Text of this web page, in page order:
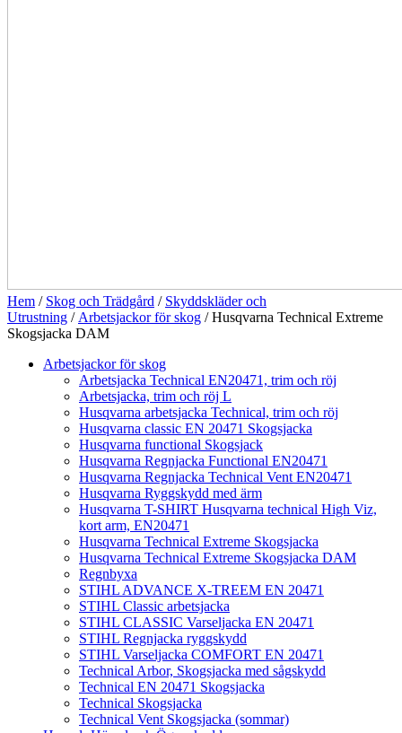
Hem / Skog och Trädgård / Skyddskläder och
Utrustning / Arbetsjackor för skog / Husqvarna Technical Extreme
Skogsjacka DAM
Arbetsjackor för skog
Arbetsjacka Technical EN20471, trim och röj
Arbetsjacka, trim och röj L
Husqvarna arbetsjacka Technical, trim och röj
Husqvarna classic EN 20471 Skogsjacka
Husqvarna functional Skogsjack
Husqvarna Regnjacka Functional EN20471
Husqvarna Regnjacka Technical Vent EN20471
Husqvarna Ryggskydd med ärm
Husqvarna T-SHIRT Husqvarna technical High Viz,
kort arm, EN20471
Husqvarna Technical Extreme Skogsjacka
Husqvarna Technical Extreme Skogsjacka DAM
Regnbyxa
STIHL ADVANCE X-TREEM EN 20471
STIHL Classic arbetsjacka
STIHL CLASSIC Varseljacka EN 20471
STIHL Regnjacka ryggskydd
STIHL Varseljacka COMFORT EN 20471
Technical Arbor, Skogsjacka med sågskydd
Technical EN 20471 Skogsjacka
Technical Skogsjacka
Technical Vent Skogsjacka (sommar)